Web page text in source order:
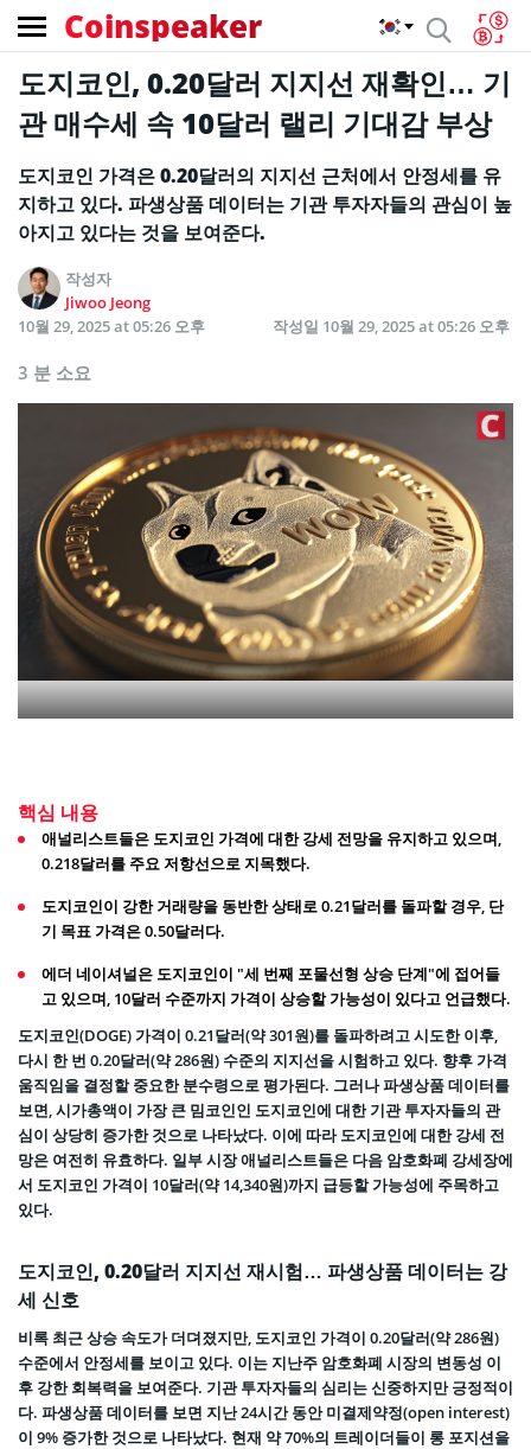
Coinspeaker
도지코인, 0.20달러 지지선 재확인… 기
관 매수세 속 10달러 랠리 기대감 부상
도지코인 가격은 0.20달러의 지지선 근처에서 안정세를 유
지하고 있다. 파생상품 데이터는 기관 투자자들의 관심이 높
아지고 있다는 것을 보여준다.
작성자
Jiwoo Jeong
10월 29, 2025 at 05:26 오후
작성일 10월 29, 2025 at 05:26 오후
3 분 소요
핵심 내용
애널리스트들은 도지코인 가격에 대한 강세 전망을 유지하고 있으며,
0.218달러를 주요 저항선으로 지목했다.
도지코인이 강한 거래량을 동반한 상태로 0.21달러를 돌파할 경우, 단
기 목표 가격은 0.50달러다.
에더 네이셔널은 도지코인이 "세 번째 포물선형 상승 단계"에 접어들
고 있으며, 10달러 수준까지 가격이 상승할 가능성이 있다고 언급했다.
도지코인(DOGE) 가격이 0.21달러(약 301원)를 돌파하려고 시도한 이후,
다시 한 번 0.20달러(약 286원) 수준의 지지선을 시험하고 있다. 향후 가격
움직임을 결정할 중요한 분수령으로 평가된다. 그러나 파생상품 데이터를
보면, 시가총액이 가장 큰 밈코인인 도지코인에 대한 기관 투자자들의 관
심이 상당히 증가한 것으로 나타났다. 이에 따라 도지코인에 대한 강세 전
망은 여전히 유효하다. 일부 시장 애널리스트들은 다음 암호화폐 강세장에
서 도지코인 가격이 10달러(약 14,340원)까지 급등할 가능성에 주목하고
있다.
도지코인, 0.20달러 지지선 재시험… 파생상품 데이터는 강
세 신호
비록 최근 상승 속도가 더뎌졌지만, 도지코인 가격이 0.20달러(약 286원)
수준에서 안정세를 보이고 있다. 이는 지난주 암호화폐 시장의 변동성 이
후 강한 회복력을 보여준다. 기관 투자자들의 심리는 신중하지만 긍정적이
다. 파생상품 데이터를 보면 지난 24시간 동안 미결제약정(open interest)
이 9% 증가한 것으로 나타났다. 현재 약 70%의 트레이더들이 롱 포지션을